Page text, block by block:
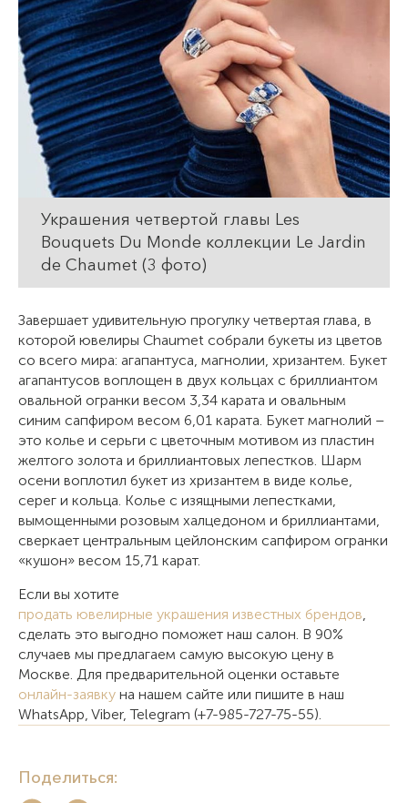
Украшения четвертой главы Les
Bouquets Du Monde коллекции Le Jardin
de Chaumet (3 фото)
Завершает удивительную прогулку четвертая глава, в
которой ювелиры Chaumet собрали букеты из цветов
со всего мира: агапантуса, магнолии, хризантем. Букет
агапантусов воплощен в двух кольцах с бриллиантом
овальной огранки весом 3,34 карата и овальным
синим сапфиром весом 6,01 карата. Букет магнолий –
это колье и серьги с цветочным мотивом из пластин
желтого золота и бриллиантовых лепестков. Шарм
осени воплотил букет из хризантем в виде колье,
серег и кольца. Колье с изящными лепестками,
вымощенными розовым халцедоном и бриллиантами,
сверкает центральным цейлонским сапфиром огранки
«кушон» весом 15,71 карат.
Если вы хотите
продать ювелирные украшения известных брендов,
сделать это выгодно поможет наш салон. В 90%
случаев мы предлагаем самую высокую цену в
Москве. Для предварительной оценки оставьте
онлайн-заявку на нашем сайте или пишите в наш
WhatsApp, Viber, Telegram (+7-985-727-75-55).
Поделиться: